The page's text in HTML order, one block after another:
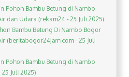
Pohon Bambu Betung di Nambo
dan Udara (rekam24 - 25 Juli 2025)
Bambu Betung Di Nambo Bogor
(beritabogor24jam.com - 25 Juli
Pohon Bambu Betung di Nambo
Juli 2025)